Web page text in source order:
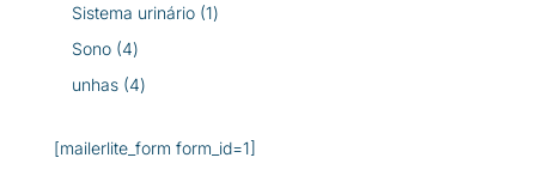
Sistema urinário 11
Sono 44
produtos
unhas 44
[mailerlite_form form_id=1]